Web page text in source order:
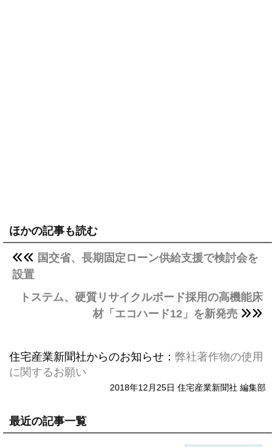
ほかの記事も読む
国交省、長期固定ローン供給支援で検討会を
設置
トステム、硬質リサイクルボード採用の高機能床
材「エコハード12」を新発売
住宅産業新聞社からのお知らせ： 弊社著作物の使用
に関するお願い
2018年12月25日 住宅産業新聞社 編集部
最近の記事一覧